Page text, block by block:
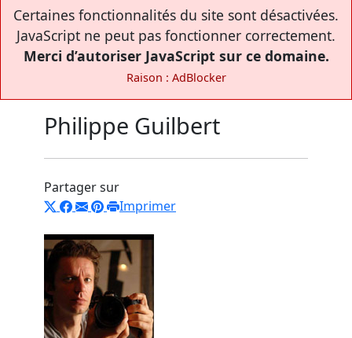
Certaines fonctionnalités du site sont désactivées.
JavaScript ne peut pas fonctionner correctement.
Merci d’autoriser JavaScript sur ce domaine.
Raison : AdBlocker
Philippe Guilbert
Partager sur
Imprimer